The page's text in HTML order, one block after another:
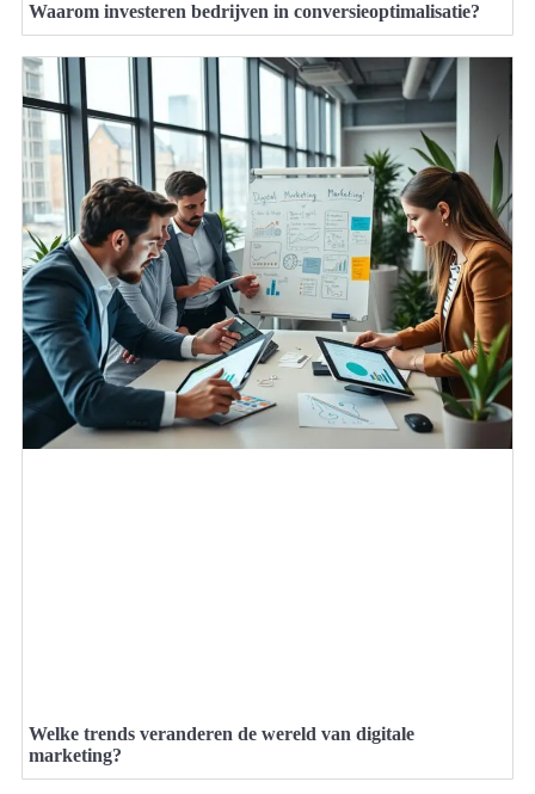
Waarom investeren bedrijven in conversieoptimalisatie?
Welke trends veranderen de wereld van digitale
marketing?